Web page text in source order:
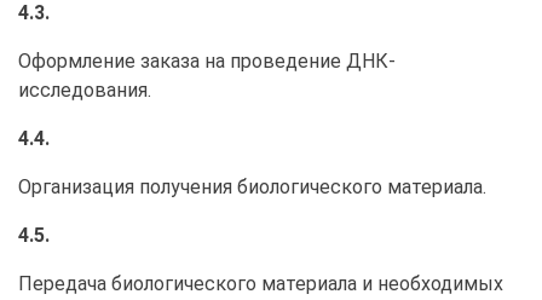
4.3.
Оформление заказа на проведение ДНК-
исследования.
4.4.
Организация получения биологического материала.
4.5.
Передача биологического материала и необходимых